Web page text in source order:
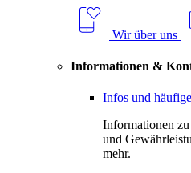
Wir über uns
Informationen &
Infos und
Informationen
und
mehr.